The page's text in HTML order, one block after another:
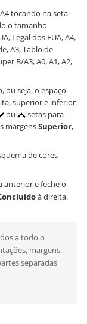
tocando na seta
o tamanho
Legal dos EUA, A4,
A3, Tabloide
B/A3, A0, A1, A2,
ou seja, o espaço
superior e inferior
ou
setas para
margensSuperior,
de cores
anterior e feche o
à direita.
a todo o
margens
separadas